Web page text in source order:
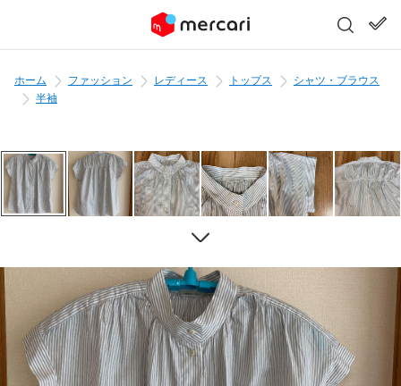
ホーム ファッション レディース トップス
シャツ・ブラウス
半袖